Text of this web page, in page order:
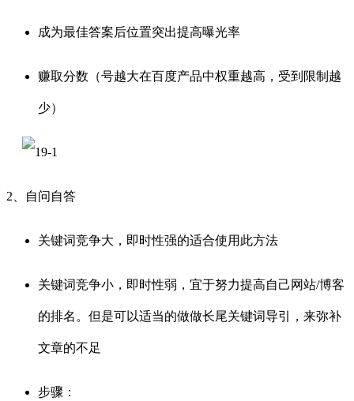
成为最佳答案后位置突出提高曝光率
赚取分数（号越大在百度产品中权重越高，受到限制越
少）
2、自问自答
关键词竞争大，即时性强的适合使用此方法
关键词竞争小，即时性弱，宜于努力提高自己网站/博客
的排名。但是可以适当的做做长尾关键词导引，来弥补
文章的不足
步骤：